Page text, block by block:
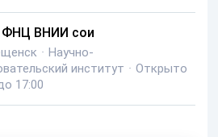
ВНИИ сои
· Научно-
институт · Открыто
17:00